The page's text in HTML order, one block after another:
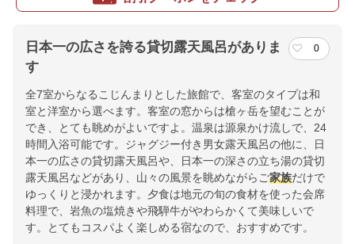
日本一の広さを誇る貸切露天風呂がありま
す
0
全7室からなるこじんまりとした旅館で、客室のタイプは和
室と洋室から選べます。客室の窓からは槍ヶ岳を望むことが
でき、とても眺めがよいですよ。温泉は源泉かけ流しで、24
時間入浴可能です。ジャグジー付き男女露天風呂の他に、日
本一の広さの貸切露天風呂や、日本一の深さの立ち湯の貸切
露天風呂などがあり、山々の風景を眺めながらご家族だけで
ゆっくりと浸かれます。夕食は地元の旬の食材を使った会席
料理で、岩魚の塩焼きや飛騨牛がやわらかくて美味しいで
す。とてもコスパよく楽しめる宿なので、おすすめです。